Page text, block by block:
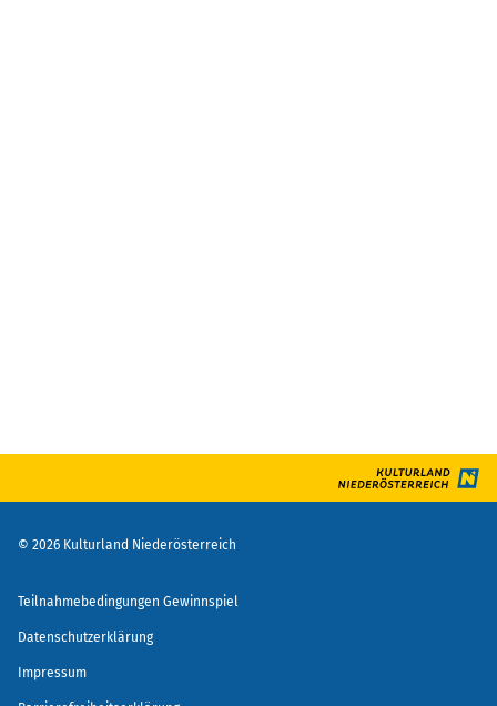
© 2026 Kulturland Niederösterreich
Teilnahmebedingungen Gewinnspiel
Datenschutzerklärung
Impressum